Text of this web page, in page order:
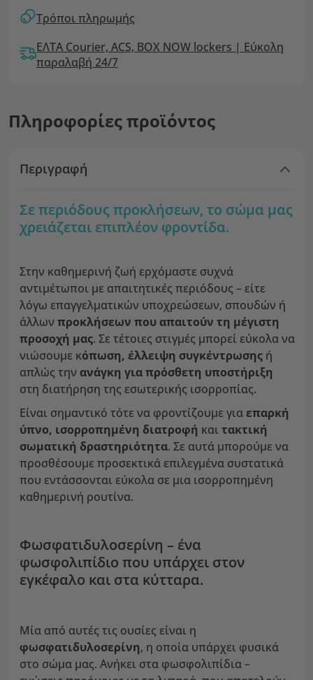
Τρόποι πληρωμής
ΕΛΤΑ Courier, ACS, BOX NOW lockers | Εύκολη
παραλαβή 24/7
Πληροφορίες προϊόντος
Περιγραφή
Σε περιόδους προκλήσεων, το σώμα μας
χρειάζεται επιπλέον φροντίδα.
Στην καθημερινή ζωή ερχόμαστε συχνά
αντιμέτωποι με απαιτητικές περιόδους – είτε
λόγω επαγγελματικών υποχρεώσεων, σπουδών ή
άλλων προκλήσεων που απαιτούν τη μέγιστη
προσοχή μας. Σε τέτοιες στιγμές μπορεί εύκολα να
νιώσουμε κόπωση, έλλειψη συγκέντρωσης ή
απλώς την ανάγκη για πρόσθετη υποστήριξη
στη διατήρηση της εσωτερικής ισορροπίας.
Είναι σημαντικό τότε να φροντίζουμε γιαεπαρκή
ύπνο, ισορροπημένη διατροφή καιτακτική
σωματική δραστηριότητα. Σε αυτά μπορούμε να
προσθέσουμε προσεκτικά επιλεγμένα συστατικά
που εντάσσονται εύκολα σε μια ισορροπημένη
καθημερινή ρουτίνα.
Φωσφατιδυλοσερίνη – ένα
φωσφολιπίδιο που υπάρχει στον
εγκέφαλο και στα κύτταρα.
Μία από αυτές τις ουσίες είναι η
φωσφατιδυλοσερίνη, η οποία υπάρχει φυσικά
στο σώμα μας. Ανήκει στα φωσφολιπίδια –